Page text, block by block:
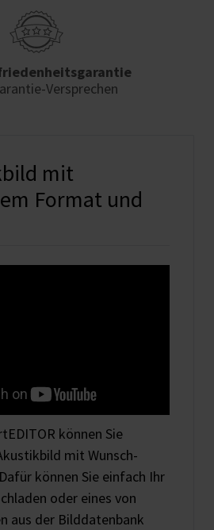
Versprechen
mit
Format und
können Sie
mit Wunsch-
können Sie einfach Ihr
oder eines von
aus der Bilddatenbank